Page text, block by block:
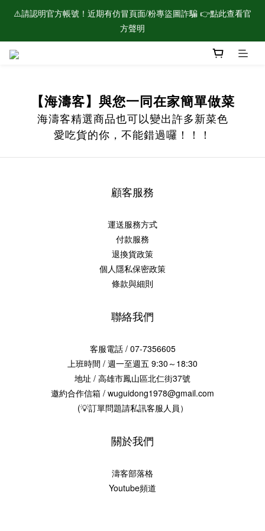
🌟新會員加入！現領$100購物金🌟
⚠️請認明官方帳號！近期有仿冒頁面/粉專盜圖詐騙 👉點此查看官
方聲明
【海濤客】與您一同在家簡單做菜
海濤客精選商品也可以變出許多新菜色
愛吃貨的你，不能錯過囉！！！
顧客服務
運送服務方式
付款服務
退換貨政策
個人隱私保密政策
條款與細則
聯絡我們
客服電話 / 07-7356605
上班時間 / 週一至週五 9:30～18:30
地址 / 高雄市鳳山區北仁街37號
邀約合作信箱 / wuguidong1978@gmail.com
(💡訂單問題請私訊客服人員）
關於我們
濤客部落格
Youtube頻道